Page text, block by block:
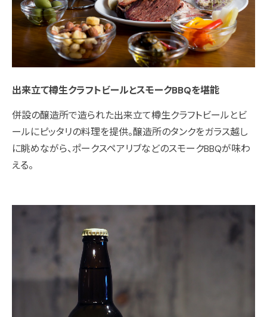
出来立て樽生クラフトビールとスモークBBQを堪能
併設の醸造所で造られた出来立て樽生クラフトビールとビ
ールにピッタリの料理を提供。醸造所のタンクをガラス越し
に眺めながら、ポークスペアリブなどのスモークBBQが味わ
える。